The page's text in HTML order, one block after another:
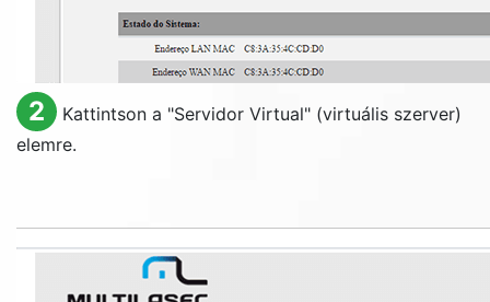
2 Kattintson a "Servidor Virtual" (virtuális szerver)
elemre.